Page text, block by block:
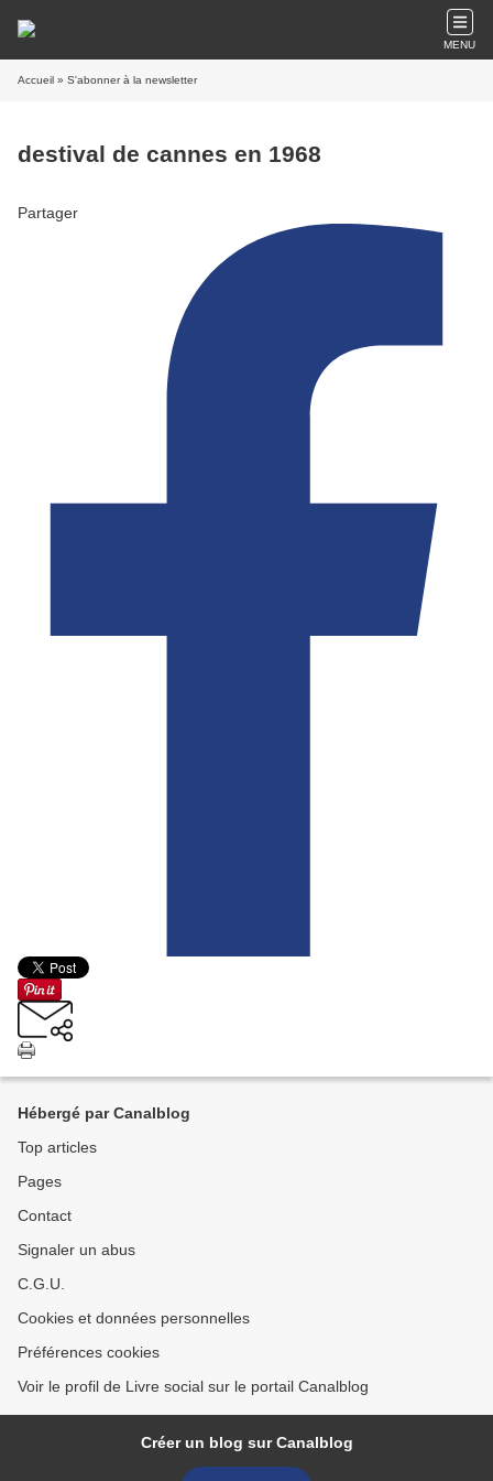
MENU
Accueil » S'abonner à la newsletter
destival de cannes en 1968
Partager
Hébergé par Canalblog
Top articles
Pages
Contact
Signaler un abus
C.G.U.
Cookies et données personnelles
Préférences cookies
Voir le profil de Livre social sur le portail Canalblog
Créer un blog sur Canalblog